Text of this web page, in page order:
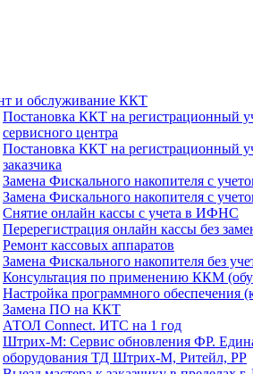
и обслуживание ККТ
Постановка ККТ на
сервисного центра
Постановка ККТ на
заказчика
Замена Фискального накопителя с
Замена Фискального накопителя с
Снятие онлайн кассы с учета в ИФНС
Перерегистрация онлайн кассы без
Ремонт кассовых аппаратов
Замена Фискального накопителя без
Консультация по применению ККМ
Настройка программного обеспечения
Замена ПО на ККТ
АТОЛ Connect. ИТС на 1 год
Штрих-М: Сервис обновления ФР.
оборудования ТД Штрих-М, Ритейл, РР